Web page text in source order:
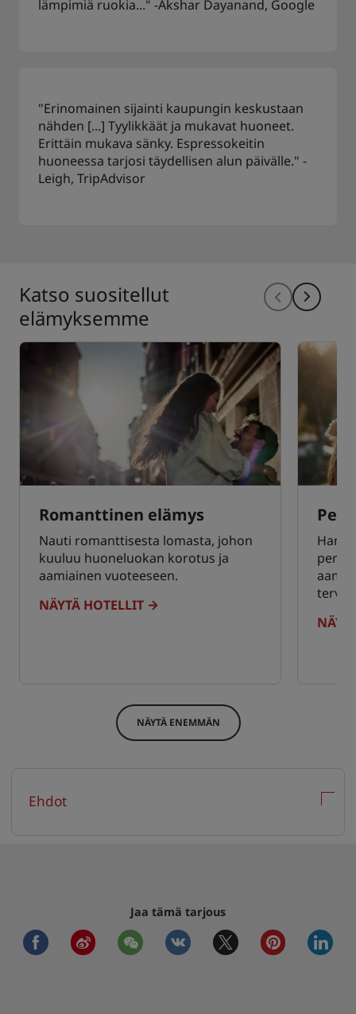
lämpimiä ruokia..." -Akshar Dayanand, Google
"Erinomainen sijainti kaupungin keskustaan
nähden [...] Tyylikkäät ja mukavat huoneet.
Erittäin mukava sänky. Espressokeitin
huoneessa tarjosi täydellisen alun päivälle." -
Leigh, TripAdvisor
Katso suositellut
elämyksemme
Romanttinen elämys
Nauti romanttisesta lomasta, johon
kuuluu huoneluokan korotus ja
aamiainen vuoteeseen.
NÄYTÄ HOTELLIT
NÄYTÄ ENEMMÄN
Ehdot
Jaa tämä tarjous
facebookweibo wechat vkontaktetwitter pinterest